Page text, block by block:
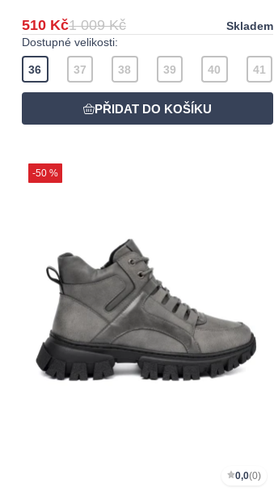
510 Kč1 009 Kč
Skladem
Dostupné velikosti:
36 37 38 39 40 41
-50 %
0,0(0)